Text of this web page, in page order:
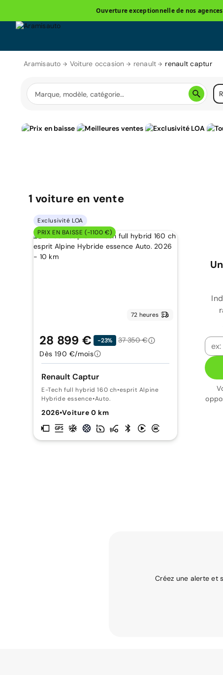
Ouverture exceptionnelle de nos
Aramisauto Voiture occasion renault renault captur
1 voiture en vente
Exclusivité LOA
PRIX EN BAISSE (-1100 €)
72 heures
Renault Captur
E-Tech full hybrid 160 ch•esprit Alpine
Hybride essence•Auto.
2026•Voiture 0 km
28 899 € -23%
37 350 €
Dès 190 €/mois
Créez une alerte et